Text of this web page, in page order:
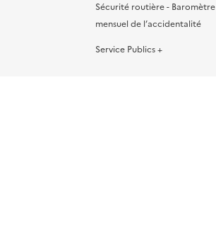
Sécurité routière - Baromètre
mensuel de l’accidentalité
Service Publics +